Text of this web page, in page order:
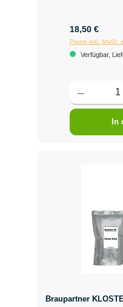
18,50 €
Preise inkl. MwSt.
Verfügbar,
In
Braupartner